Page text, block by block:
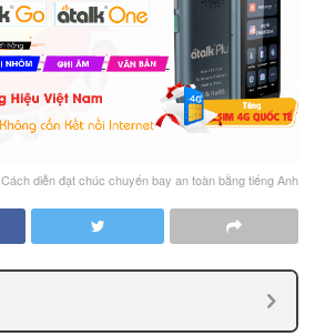
Cách diễn đạt chúc chuyến bay an toàn bằng tiếng Anh